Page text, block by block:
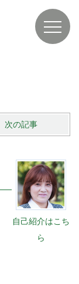
次の記事
自己紹介はこち
ら